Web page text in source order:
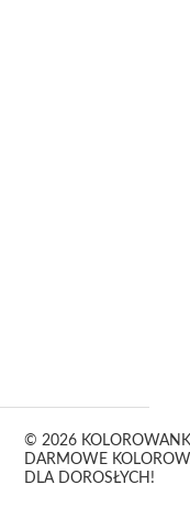
© 2026
DARMOWE
DLA DOROSŁYCH!